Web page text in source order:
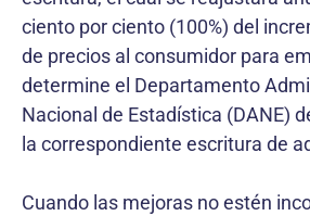
ciento por ciento (100%) del
de precios al consumidor para
determine el Departamento
Nacional de Estadística (DANE)
la correspondiente escritura de
Cuando las mejoras no estén